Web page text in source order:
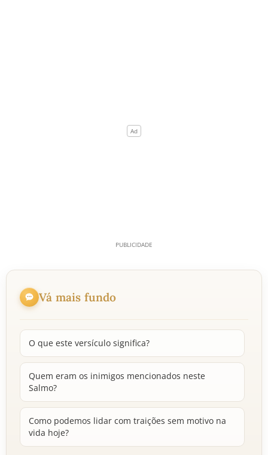
Vá mais fundo
O que este versículo significa?
Quem eram os inimigos mencionados neste
Salmo?
Como podemos lidar com traições sem motivo na
vida hoje?